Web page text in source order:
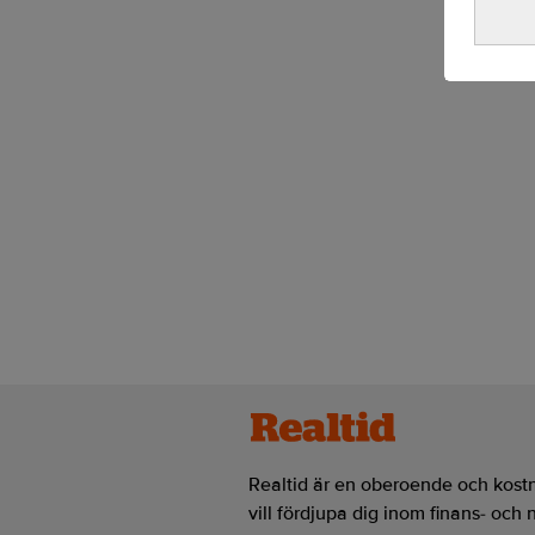
Realtid är en oberoende och
vill fördjupa dig inom finans- och